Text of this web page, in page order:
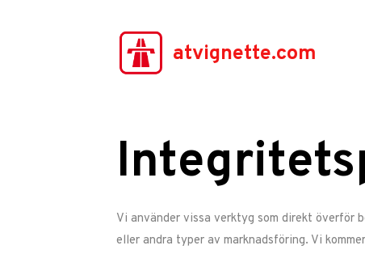
atvignette.com
Vi använder vissa verktyg som direkt överför
eller andra typer av marknadsföring. Vi